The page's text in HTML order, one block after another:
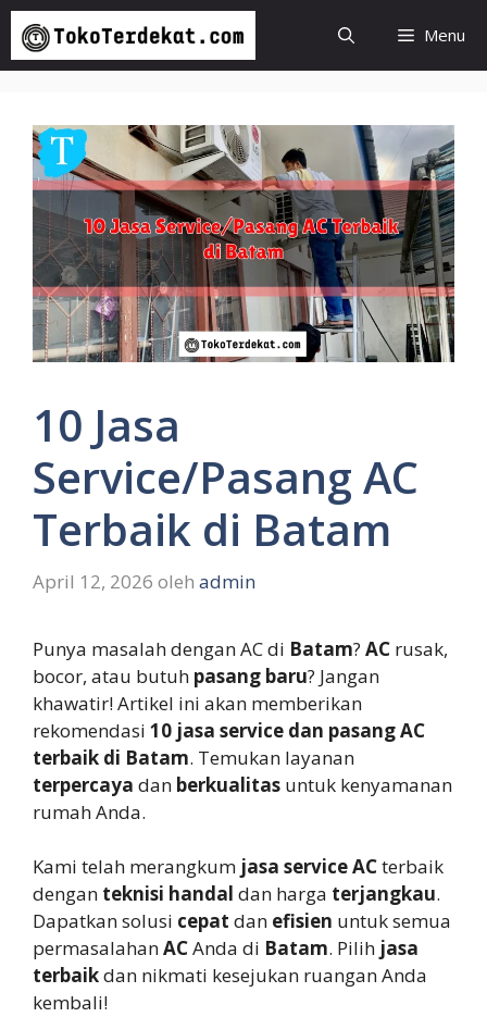
Langsung
isi
Menu
10 Jasa
Service/Pasang AC
Terbaik di Batam
April 12, 2026 oleh admin
Punya masalah dengan AC di Batam? AC rusak,
bocor, atau butuh pasang baru? Jangan
khawatir! Artikel ini akan memberikan
rekomendasi 10 jasa service dan pasang AC
terbaik di Batam. Temukan layanan
terpercaya dan berkualitas untuk kenyamanan
rumah Anda.
Kami telah merangkum jasa service ACterbaik
dengan teknisi handal dan harga terjangkau.
Dapatkan solusi cepat dan efisien untuk semua
permasalahanACAnda di Batam. Pilih jasa
terbaikdan nikmati kesejukan ruangan Anda
kembali!